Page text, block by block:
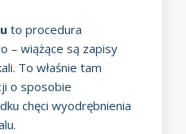
to procedura
– wiążące są zapisy
To właśnie tam
o sposobie
chęci wyodrębnienia